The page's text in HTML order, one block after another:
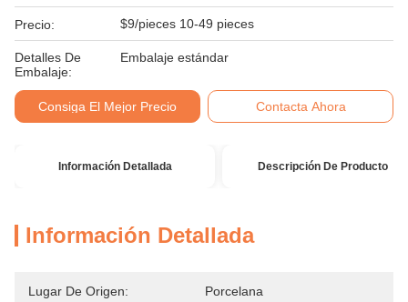
Precio: $9/pieces 10-49 pieces
Detalles De
Embalaje:
Embalaje estándar
Consiga El Mejor Precio Contacta Ahora
Información Detallada Descripción De Producto
Información Detallada
Lugar De Origen: Porcelana